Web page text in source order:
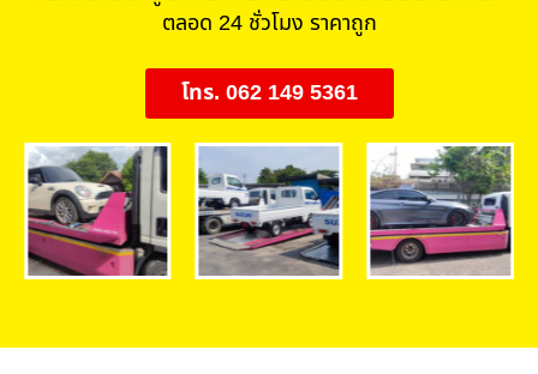
ตลอด 24 ชั่วโมง ราคาถูก
โทร. 062 149 5361